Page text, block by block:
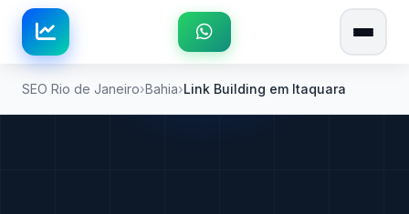
SEO Rio de Janeiro Bahia Link Building em Itaquara